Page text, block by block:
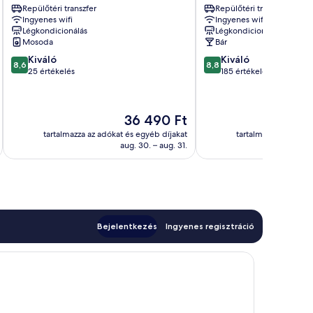
di
Chiaia
Chiaia
Repülőtéri transzfer
Ingyenes wifi
Légkondicionálás
Mosoda
8.6
ennyiből:
8,6 Kiváló
25 értékelés
Az
ár
36 490 Ft
36 490 Ft
tartalmazza az adókat és egyéb díjakat
aug. 30. – aug. 31.
900
Chiaia
Repülőtéri transzfer
Ingyenes wifi
Légkondicionálás
Bár
8.8
ennyiből:
8,8 Kiváló
185 értékelés
tartalmazza az
Bejelentkezés Ingyenes regisztráció